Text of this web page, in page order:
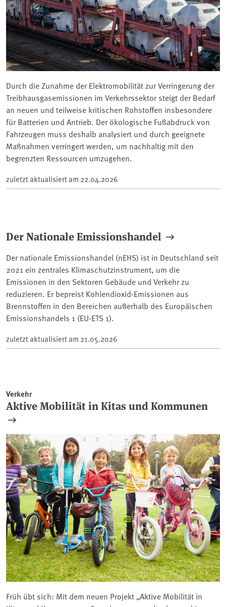
Durch die Zunahme der Elektromobilität zur Verringerung der
Treibhausgasemissionen im Verkehrssektor steigt der Bedarf
an neuen und teilweise kritischen Rohstoffen insbesondere
für Batterien und Antrieb. Der ökologische Fußabdruck von
Fahrzeugen muss deshalb analysiert und durch geeignete
Maßnahmen verringert werden, um nachhaltig mit den
begrenzten Ressourcen umzugehen.
zuletzt aktualisiert am 22.04.2026
Der Nationale Emissionshandel
Der nationale Emissionshandel (nEHS) ist in Deutschland seit
2021 ein zentrales Klimaschutzinstrument, um die
Emissionen in den Sektoren Gebäude und Verkehr zu
reduzieren. Er bepreist Kohlendioxid-Emissionen aus
Brennstoffen in den Bereichen außerhalb des Europäischen
Emissionshandels 1 (EU-ETS 1).
zuletzt aktualisiert am 21.05.2026
Verkehr
Aktive Mobilität in Kitas und Kommunen
Früh übt sich: Mit dem neuen Projekt „Aktive Mobilität in